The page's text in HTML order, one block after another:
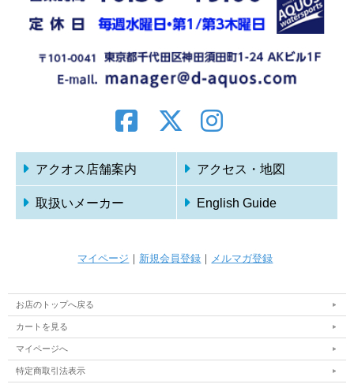
アクオス店舗案内 アクセス・地図
取扱いメーカー English Guide
マイページ ｜ 新規会員登録 ｜ メルマガ登録
お店のトップへ戻る
カートを見る
マイページへ
特定商取引法表示